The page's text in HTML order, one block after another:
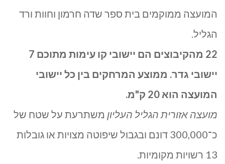
המועצה ממוקמים בית ספר שדה חרמון וחוות ורד
הגליל.
22 מהקיבוצים הם יישובי קו עימות מתוכם 7
יישובי גדר. ממוצע המרחקים בין כל יישובי
המועצה הוא 20 ק"מ.
מועצה אזורית הגליל העליון משתרעת על שטח של
כ־300,000 דונם ובגבול שיפוטה מצויות או גובלות
13 רשויות מקומיות.